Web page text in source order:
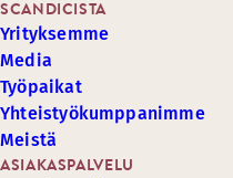
ASIAKASPALVELU
SCANDICISTA
Yrityksemme
Media
Työpaikat
Yhteistyökumppanimme
Meistä